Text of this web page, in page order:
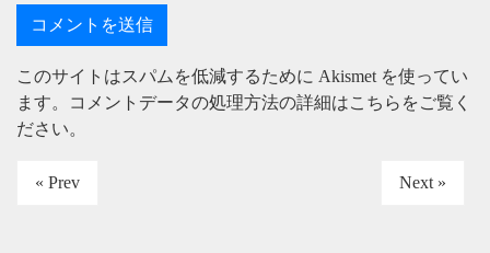
このサイトはスパムを低減するために Akismet を使ってい
ます。
コメントデータの処理方法の詳細はこちらをご覧く
ださい。
« Prev Next »